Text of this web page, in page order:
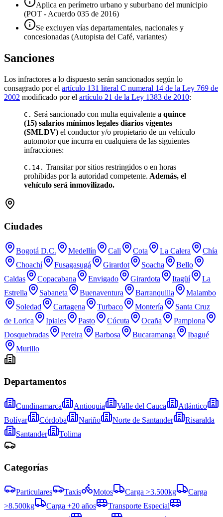
Aplica en perímetro urbano y suburbano del municipio
(POT - Acuerdo 035 de 2016)
Se excluyen vías departamentales, nacionales y
concesionadas (Autopista del Café, variantes)
Sanciones
Los infractores a lo dispuesto serán sancionados según lo
consagrado por el artículo 131 literal C numeral 14 de la Ley 769 de
2002 modificado por el artículo 21 de la Ley 1383 de 2010:
C. Será sancionado con multa equivalente a quince
(15) salarios mínimos legales diarios vigentes
(SMLDV) el conductor y/o propietario de un vehículo
automotor que incurra en cualquiera de las siguientes
infracciones:
C.14. Transitar por sitios restringidos o en horas
prohibidas por la autoridad competente. Además, el
vehículo será inmovilizado.
Ciudades
Bogotá D.C. Medellín Cali Cota La Calera
Chía
Choachí
Fusagasugá Girardot Soacha
Bello
Caldas
Copacabana Envigado Girardota Itagüí
La
Estrella
Sabaneta Buenaventura Barranquilla
Malambo
Soledad
Cartagena Turbaco Montería
Santa Cruz
de Lorica
Ipiales Pasto Cúcuta Ocaña
Pamplona
Dosquebradas
Pereira Barbosa Bucaramanga
Ibagué
Murillo
Departamentos
Cundinamarca Antioquia Valle del Cauca
Atlántico
Bolívar
Córdoba Nariño Norte de Santander
Risaralda
Santander
Tolima
Categorías
Particulares Taxis Motos Carga >3.500kg
Carga
>8.500kg
Carga +20 años
Transporte Especial